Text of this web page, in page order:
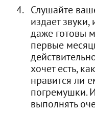
Слушайте
издает
даже готовы
первые
хочет есть,
нравится ли
погремушки.
выполнять